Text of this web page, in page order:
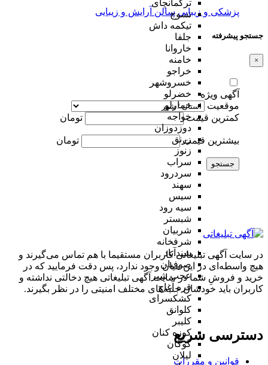
ترکمانچای
تسوج
تیکمه داش
جلفا
خاروانا
خامنه
خراجو
خسروشهر
خضرلو
خمارلو
خواجه
دوزدوزان
زرنق
زنوز
سراب
سردرود
سهند
سیس
سیه رود
شبستر
شربیان
شرفخانه
شندآباد
صوفیان
عجب شیر
قره آغاج
کشکسرای
کلوانق
کلیبر
کوزه کنان
گوگان
لیلان
پزشکی و زیبایی سالن آرایش و زیبایی
جستجو پیشرفته
×
آگهی ویژه
موقعیت
کمترین قیمت
تومان
بیشترین قیمت تومان
جستجو
در سایت آگهی تبلیغاتی کاربران مستقیما با هم تماس می‌گیرند و
هیچ واسطه‌ای در این میان وجود ندارد، پس دقت فرمایید که در
خرید و فروشِ شما در سایت آگهی تبلیغاتی هیچ دخالتی نداشته و
کاربران باید خودشان جنبه‌های مختلف امنیتی را در نظر بگیرند.
دسترسی سریع
قوانین و مقررات